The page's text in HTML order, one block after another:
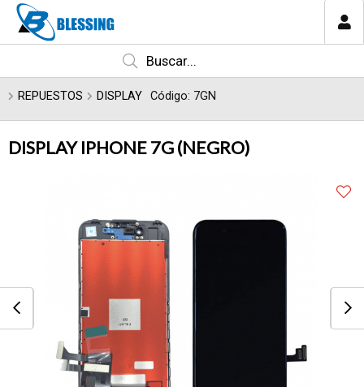
Enviar a email
Enviar
REPUESTOS DISPLAY Código: 7GN
DISPLAY IPHONE 7G (NEGRO)